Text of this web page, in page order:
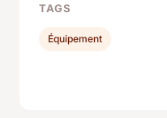
TAGS
Équipement